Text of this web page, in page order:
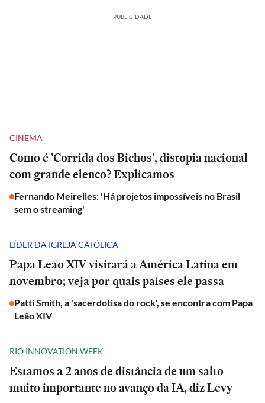
PUBLICIDADE
CINEMA
Como é 'Corrida dos Bichos', distopia nacional
com grande elenco? Explicamos
Fernando Meirelles: 'Há projetos impossíveis no Brasil
sem o streaming'
LÍDER DA IGREJA CATÓLICA
Papa Leão XIV visitará a América Latina em
novembro; veja por quais países ele passa
Patti Smith, a 'sacerdotisa do rock', se encontra com Papa
Leão XIV
RIO INNOVATION WEEK
Estamos a 2 anos de distância de um salto
muito importante no avanço da IA, diz Levy